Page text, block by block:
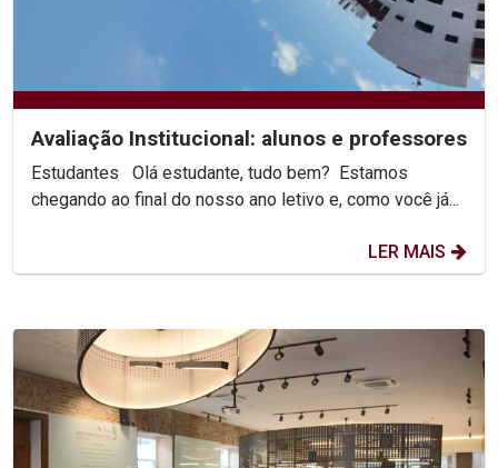
Avaliação Institucional: alunos e professores
Estudantes Olá estudante, tudo bem? Estamos
chegando ao final do nosso ano letivo e, como você já...
LER MAIS